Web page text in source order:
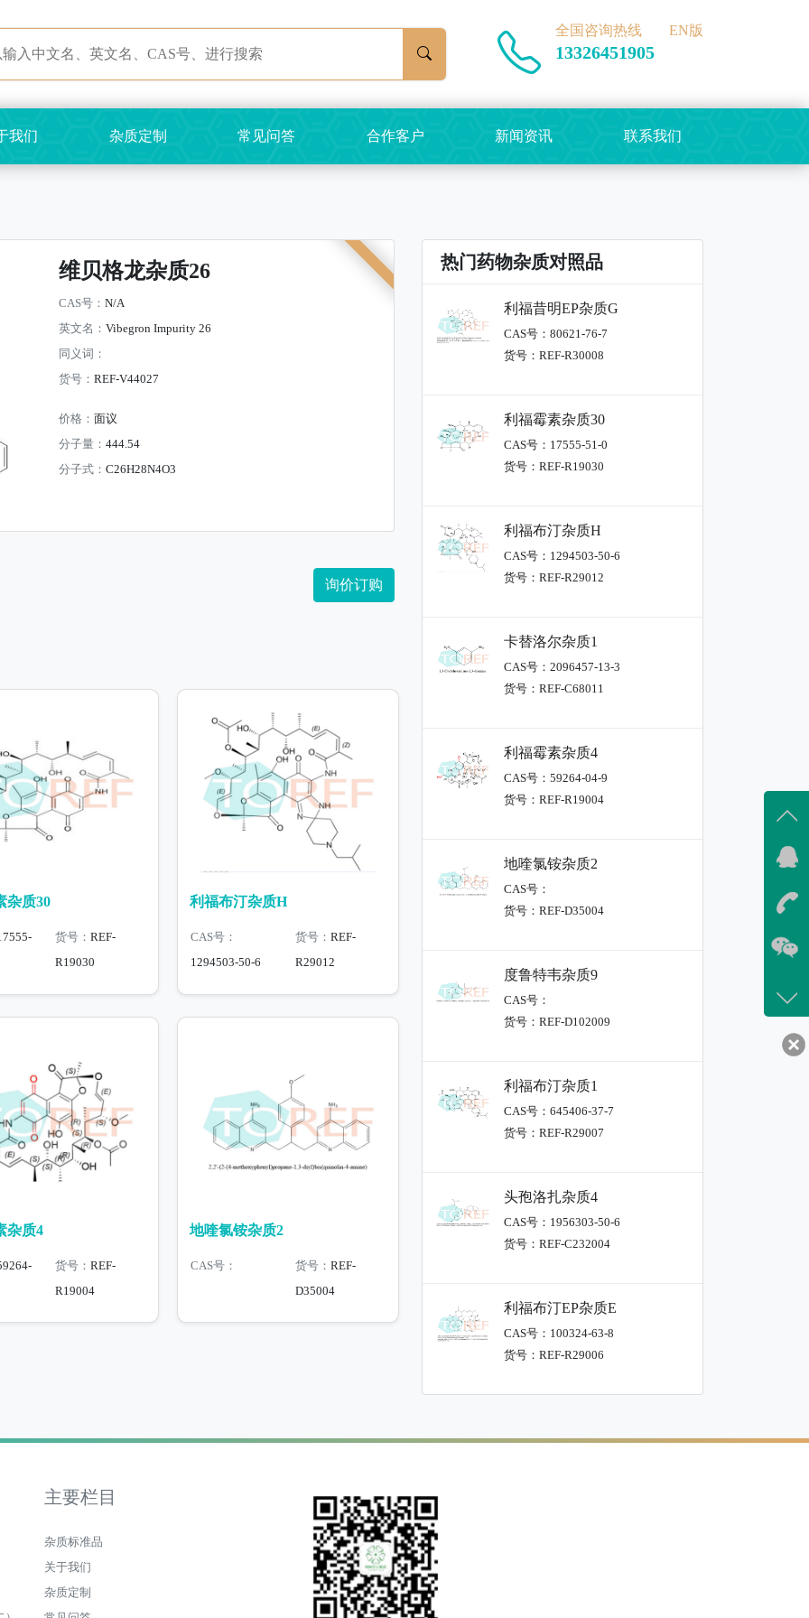
全国咨询热线
13326451905
EN版
我们 杂质定制 常见问答 合作客户 新闻资讯 联系我们
维贝格龙杂质26
CAS号： N/A
英文名： Vibegron Impurity 26
同义词：
货号： REF-V44027
价格： 面议
分子量： 444.54
分子式： C26H28N4O3
询价订购
杂质30
货号： REF-
R19030
利福布汀杂质H
CAS号：
1294503-50-6
货号： REF-
R29012
杂质4
货号： REF-
R19004
地喹氯铵杂质2
CAS号： 货号： REF-
D35004
热门药物杂质对照品
利福昔明EP杂质G
CAS号：80621-76-7
货号：REF-R30008
利福霉素杂质30
CAS号：17555-51-0
货号：REF-R19030
利福布汀杂质H
CAS号：1294503-50-6
货号：REF-R29012
卡替洛尔杂质1
CAS号：2096457-13-3
货号：REF-C68011
利福霉素杂质4
CAS号：59264-04-9
货号：REF-R19004
地喹氯铵杂质2
CAS号：
货号：REF-D35004
度鲁特韦杂质9
CAS号：
货号：REF-D102009
利福布汀杂质1
CAS号：645406-37-7
货号：REF-R29007
头孢洛扎杂质4
CAS号：1956303-50-6
货号：REF-C232004
利福布汀EP杂质E
CAS号：100324-63-8
货号：REF-R29006
主要栏目
杂质标准品
关于我们
杂质定制